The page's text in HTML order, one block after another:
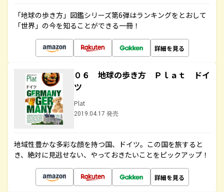
「地球の歩き方」図鑑シリーズ第6弾はランキングをとおして
「世界」の今を知ることができる一冊！
詳細を見る
０６ 地球の歩き方 Ｐｌａｔ ドイ
ツ
Plat
2019.04.17 発売
地域性豊かな多彩な顔を持つ国、ドイツ。この国を旅すると
き、絶対に見逃せない、やっておきたいことをピックアップ！
詳細を見る